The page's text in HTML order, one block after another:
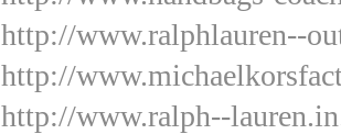
http://www.ralphlauren--
http://
http://www.ralph--